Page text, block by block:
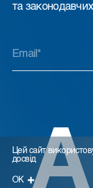
та законодавчих
Цей сайт
досвід
ОК